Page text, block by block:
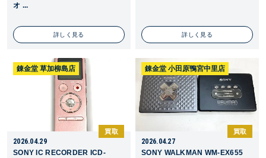
オ ...
詳しく見る 詳しく見る
錬金堂 草加柳島店
買取
2026.04.29
SONY IC RECORDER ICD-
錬金堂 小田原鴨宮中里店
買取
2026.04.27
SONY WALKMAN WM-EX655